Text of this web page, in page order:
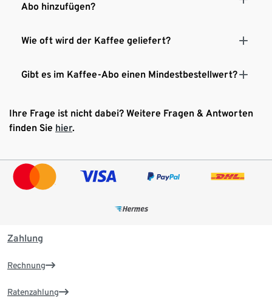
Abo hinzufügen?
Wie oft wird der Kaffee geliefert?
Gibt es im Kaffee-Abo einen Mindestbestellwert?
Ihre Frage ist nicht dabei? Weitere Fragen & Antworten
finden Sie hier.
Zahlung
Rechnung
Ratenzahlung